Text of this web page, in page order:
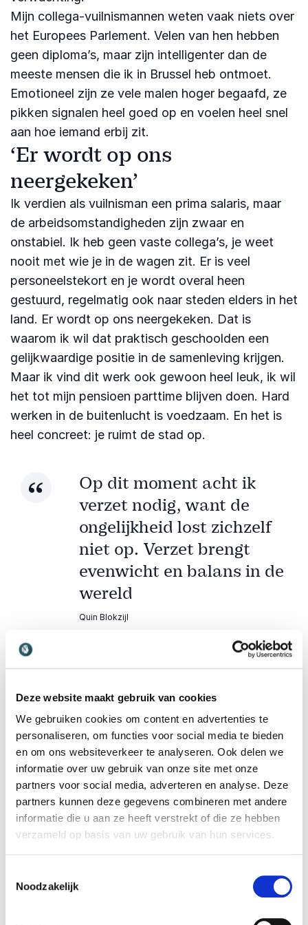
Deze website maakt gebruik van cookies
We gebruiken cookies om content en advertenties te
personaliseren, om functies voor social media te bieden
en om ons websiteverkeer te analyseren. Ook delen we
informatie over uw gebruik van onze site met onze
partners voor social media, adverteren en analyse. Deze
partners kunnen deze gegevens combineren met andere
informatie die u aan ze heeft verstrekt of die ze hebben
verzameld op basis van uw gebruik van hun services.
Noodzakelijk
Mijn collega-vuilnismannen weten vaak niets over
het Europees Parlement. Velen van hen hebben
geen diploma’s, maar zijn intelligenter dan de
meeste mensen die ik in Brussel heb ontmoet.
Emotioneel zijn ze vele malen hoger begaafd, ze
pikken signalen heel goed op en voelen heel snel
aan hoe iemand erbij zit.
‘Er wordt op ons
neergekeken’
Ik verdien als vuilnisman een prima salaris, maar
de arbeidsomstandigheden zijn zwaar en
onstabiel. Ik heb geen vaste collega’s, je weet
nooit met wie je in de wagen zit. Er is veel
personeelstekort en je wordt overal heen
gestuurd, regelmatig ook naar steden elders in het
land. Er wordt op ons neergekeken. Dat is
waarom ik wil dat praktisch geschoolden een
gelijkwaardige positie in de samenleving krijgen.
Maar ik vind dit werk ook gewoon heel leuk, ik wil
het tot mijn pensioen parttime blijven doen. Hard
werken in de buitenlucht is voedzaam. En het is
heel concreet: je ruimt de stad op.
Op dit moment acht ik
verzet nodig, want de
ongelijkheid lost zichzelf
niet op. Verzet brengt
evenwicht en balans in de
wereld
Quin Blokzijl
De kloof tussen de elite en mensen die daar niet
vuilniswagen echt zichtbaar. Tijdens de
verkiezingscampagne luisterden we naar de radio,
naar gesprekken over solidariteit, inclusie,
klimaatambities en stikstof.
Als je als vuilnisman net een afvalbak met
paardenpoep en bbq-saus met moeite hebt
weggewerkt, dan klinkt dat soort taal erg vaag.
Daarom zou ik alle beleidsmakers en diplomaten
geeft je inzichten die je niet opdoet tijdens een
eenmalig werkbezoek.